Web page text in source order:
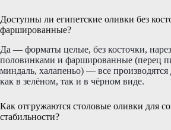
Доступны ли египетские оливки без
фаршированные?
Да — форматы целые, без косточки,
половинками и фаршированные (перец
миндаль, халапеньо) — все производятся
как в зелёном, так и в чёрном виде.
Как отгружаются столовые оливки для
стабильности?